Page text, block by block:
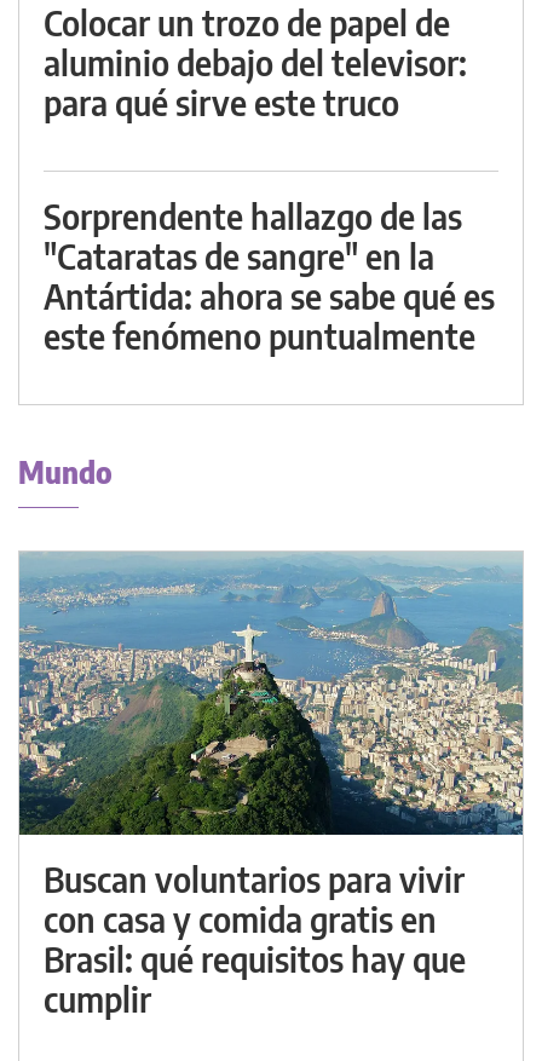
Colocar un trozo de papel de
aluminio debajo del televisor:
para qué sirve este truco
Sorprendente hallazgo de las
"Cataratas de sangre" en la
Antártida: ahora se sabe qué es
este fenómeno puntualmente
Mundo
Buscan voluntarios para vivir
con casa y comida gratis en
Brasil: qué requisitos hay que
cumplir